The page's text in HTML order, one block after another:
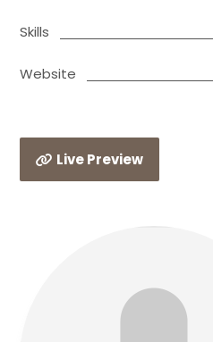
Skills
Website
Live Preview